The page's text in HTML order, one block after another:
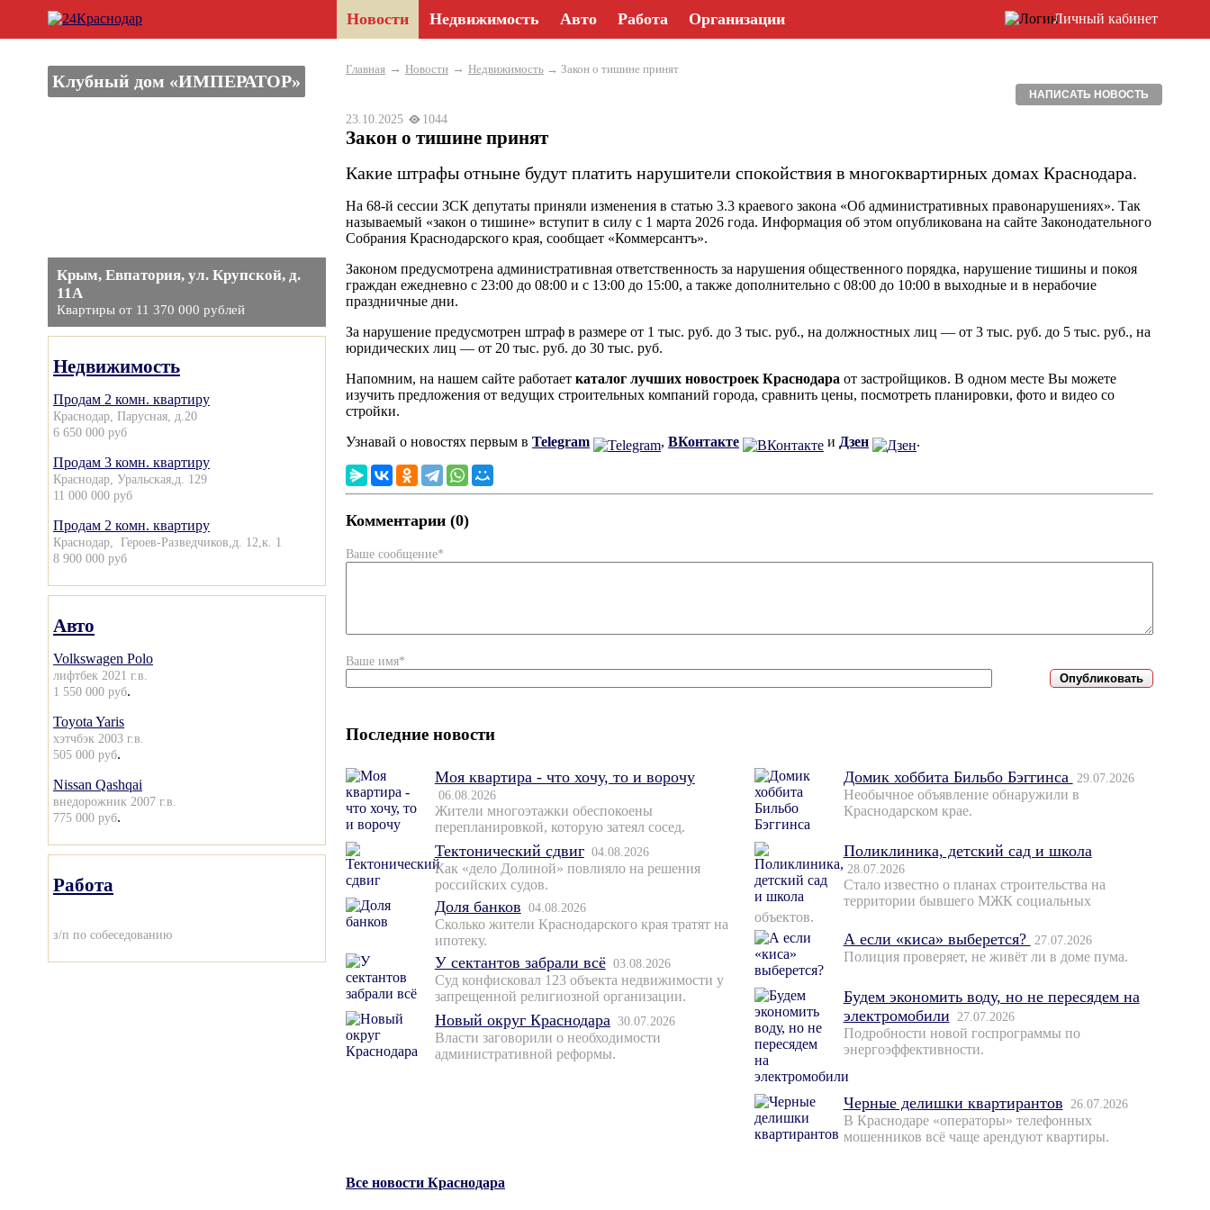
Новости Недвижимость Авто Работа Организации Личный кабинет
Клубный дом «ИМПЕРАТОР»
Крым, Евпатория, ул. Крупской, д.
11А
Квартиры от 11 370 000 рублей
Недвижимость
Продам 2 комн. квартиру
Краснодар, Парусная, д.20
6 650 000 руб
Продам 3 комн. квартиру
Краснодар, Уральская,д. 129
11 000 000 руб
Продам 2 комн. квартиру
Краснодар, Героев-Разведчиков,д. 12,к. 1
8 900 000 руб
Авто
Volkswagen Polo
лифтбек 2021 г.в.
1 550 000 руб.
Toyota Yaris
хэтчбэк 2003 г.в.
505 000 руб.
Nissan Qashqai
внедорожник 2007 г.в.
775 000 руб.
Работа
з/п по собеседованию
Главная → Новости → Недвижимость → Закон о тишине принят
НАПИСАТЬ НОВОСТЬ
23.10.2025 1044
Закон о тишине принят
Какие штрафы отныне будут платить нарушители спокойствия в многоквартирных домах Краснодара.
На 68-й сессии ЗСК депутаты приняли изменения в статью 3.3 краевого закона «Об административных правонарушениях». Так
называемый «закон о тишине» вступит в силу с 1 марта 2026 года. Информация об этом опубликована на сайте Законодательного
Собрания Краснодарского края, сообщает «Коммерсантъ».
Законом предусмотрена административная ответственность за нарушения общественного порядка, нарушение тишины и покоя
граждан ежедневно с 23:00 до 08:00 и с 13:00 до 15:00, а также дополнительно с 08:00 до 10:00 в выходные и в нерабочие
праздничные дни.
За нарушение предусмотрен штраф в размере от 1 тыс. руб. до 3 тыс. руб., на должностных лиц — от 3 тыс. руб. до 5 тыс. руб., на
юридических лиц — от 20 тыс. руб. до 30 тыс. руб.
Напомним, на нашем сайте работает каталог лучших новостроек Краснодара от застройщиков. В одном месте Вы можете
изучить предложения от ведущих строительных компаний города, сравнить цены, посмотреть планировки, фото и видео со
стройки.
Узнавай о новостях первым в Telegram , ВКонтакте и Дзен .
Комментарии (0)
Ваше сообщение*
Ваше имя*
Последние новости
Моя квартира - что хочу, то и ворочу
06.08.2026
Жители многоэтажки обеспокоены
перепланировкой, которую затеял сосед.
Тектонический сдвиг 04.08.2026
Как «дело Долиной» повлияло на решения
российских судов.
Доля банков 04.08.2026
Сколько жители Краснодарского края тратят на
ипотеку.
У сектантов забрали всё 03.08.2026
Суд конфисковал 123 объекта недвижимости у
запрещенной религиозной организации.
Новый округ Краснодара 30.07.2026
Власти заговорили о необходимости
административной реформы.
Домик хоббита Бильбо Бэггинса 29.07.2026
Необычное объявление обнаружили в
Краснодарском крае.
Поликлиника, детский сад и школа
28.07.2026
Стало известно о планах строительства на
территории бывшего МЖК социальных
объектов.
А если «киса» выберется? 27.07.2026
Полиция проверяет, не живёт ли в доме пума.
Будем экономить воду, но не пересядем на
электромобили
27.07.2026
Подробности новой госпрограммы по
энергоэффективности.
Черные делишки квартирантов 26.07.2026
В Краснодаре «операторы» телефонных
мошенников всё чаще арендуют квартиры.
Все новости Краснодара